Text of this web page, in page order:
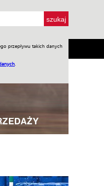
przepływu takich danych
w WIW